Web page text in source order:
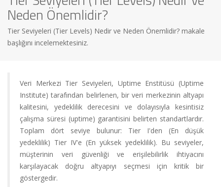
Müşteri
Girişi
Yeni
Alışveriş
Sepeti
Alan
Hosting
Neden Önemlidir?
Tier Seviyeleri (Tier Levels) Nedir ve Neden Önemlidir? makale
başlığını incelemektesiniz.
Veri Merkezi Tier Seviyeleri, Uptime Enstitüsü (Uptime
Institute) tarafından belirlenen, bir veri merkezinin altyapı
kalitesini, yedeklilik derecesini ve dolayısıyla kesintisiz
çalışma süresi (uptime) garantisini belirten standartlardır.
Toplam dört seviye bulunur: Tier I'den (En düşük
yedeklilik) Tier IV'e (En yüksek yedeklilik). Bu seviyeler,
müşterinin veri güvenliği ve erişilebilirlik ihtiyacını
karşılayacak doğru altyapıyı seçmesi için kritik bir
göstergedir.